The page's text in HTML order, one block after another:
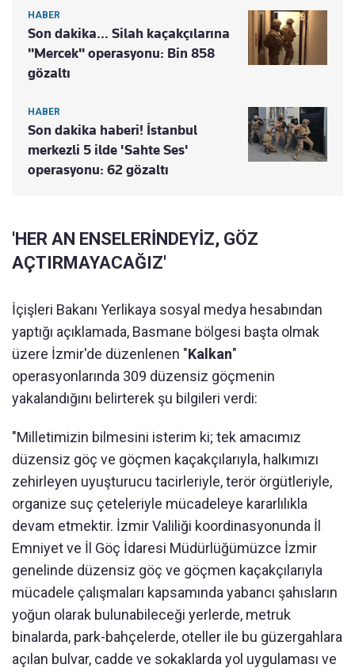
HABER
Son dakika... Silah kaçakçılarına
"Mercek" operasyonu: Bin 858
gözaltı
HABER
Son dakika haberi! İstanbul
merkezli 5 ilde 'Sahte Ses'
operasyonu: 62 gözaltı
'HER AN ENSELERİNDEYİZ, GÖZ
AÇTIRMAYACAĞIZ'
İçişleri Bakanı Yerlikaya sosyal medya hesabından
yaptığı açıklamada, Basmane bölgesi başta olmak
üzere İzmir'de düzenlenen "Kalkan"
operasyonlarında 309 düzensiz göçmenin
yakalandığını belirterek şu bilgileri verdi:
"Milletimizin bilmesini isterim ki; tek amacımız
düzensiz göç ve göçmen kaçakçılarıyla, halkımızı
zehirleyen uyuşturucu tacirleriyle, terör örgütleriyle,
organize suç çeteleriyle mücadeleye kararlılıkla
devam etmektir. İzmir Valiliği koordinasyonunda İl
Emniyet ve İl Göç İdaresi Müdürlüğümüzce İzmir
genelinde düzensiz göç ve göçmen kaçakçılarıyla
mücadele çalışmaları kapsamında yabancı şahısların
yoğun olarak bulunabileceği yerlerde, metruk
binalarda, park-bahçelerde, oteller ile bu güzergahlara
açılan bulvar, cadde ve sokaklarda yol uygulaması ve